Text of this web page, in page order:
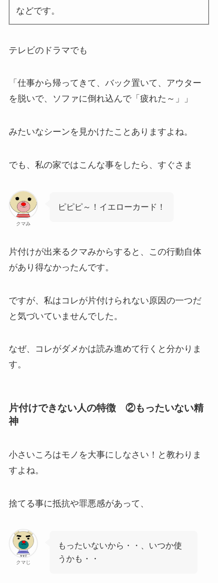
などです。
テレビのドラマでも
「仕事から帰ってきて、バック置いて、アウター
を脱いで、ソファに倒れ込んで「疲れた～」」
みたいなシーンを見かけたことありますよね。
でも、私の家ではこんな事をしたら、すぐさま
クマみ
ピピピ～！イエローカード！
片付けが出来るクマみからすると、この行動自体
があり得なかったんです。
ですが、私はコレが片付けられない原因の一つだ
と気づいていませんでした。
なぜ、コレがダメかは読み進めて行くと分かりま
す。
片付けできない人の特徴 ②もったいない精
神
小さいころはモノを大事にしなさい！と教わりま
すよね。
捨てる事に抵抗や罪悪感があって、
クマじ
もったいないから・・、いつか使
うかも・・